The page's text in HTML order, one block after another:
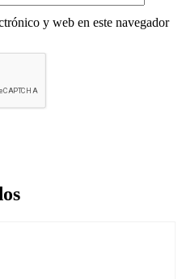
y web en este navegador